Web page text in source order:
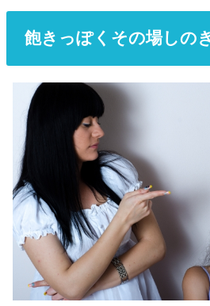
飽きっぽくその場しの